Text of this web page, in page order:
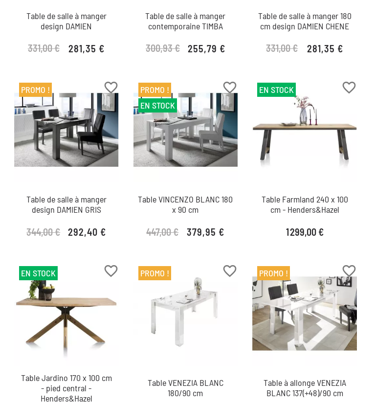
Table de salle à manger
design DAMIEN
Prix de base
331,00 € Prix
281,35 €
Table de salle à manger
contemporaine TIMBA
Prix de base
300,93 € Prix
255,79 €
Table de salle à manger 180
cm design DAMIEN CHENE
Prix de base
331,00 € Prix
281,35 €
favorite_border
Table de salle à manger
design DAMIEN GRIS
Prix de base
344,00 € Prix
292,40 €
PROMO ! favorite_border
Table VINCENZO BLANC 180
x 90 cm
Prix de base
447,00 € Prix
379,95 €
PROMO !
EN STOCK
favorite_border
Table Farmland 240 x 100
cm - Henders&Hazel
Prix
1 299,00 €
EN STOCK
favorite_border
Table Jardino 170 x 100 cm
- pied central -
Henders&Hazel
EN STOCK favorite_border
Table VENEZIA BLANC
180/90 cm
PROMO ! favorite_border
Table à allonge VENEZIA
BLANC 137(+48)/90 cm
PROMO !